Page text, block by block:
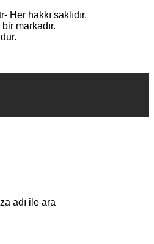
hakkı saklıdır.
markadır.
adı ile ara